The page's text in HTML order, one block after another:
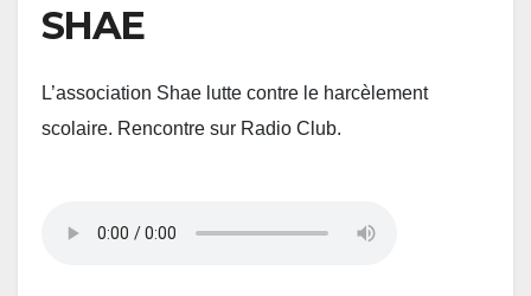
SHAE
L’association Shae lutte contre le harcèlement
scolaire. Rencontre sur Radio Club.